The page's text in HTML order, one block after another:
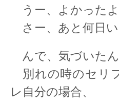
うー、よかった
さー、あと何日
んで、気づいたん
別れの時のセリ
レ自分の場合、